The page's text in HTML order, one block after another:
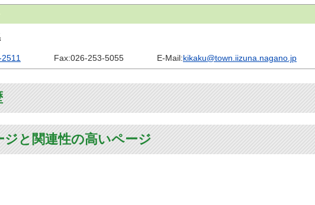
Fax:026-253-5055 E-Mail:kikaku@town.iizuna.nagano.jp
ジと関連性の高いページ